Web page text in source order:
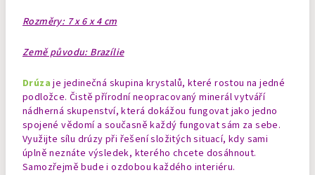
Rozměry: 7 x 6 x 4 cm
Země původu: Brazílie
Drúza je jedinečná skupina krystalů, které rostou na jedné
podložce. Čistě přírodní neopracovaný minerál vytváří
nádherná skupenství, která dokážou fungovat jako jedno
spojené vědomí a současně každý fungovat sám za sebe.
Využijte sílu drúzy při řešení složitých situací, kdy sami
úplně neznáte výsledek, kterého chcete dosáhnout.
Samozřejmě bude i ozdobou každého interiéru.